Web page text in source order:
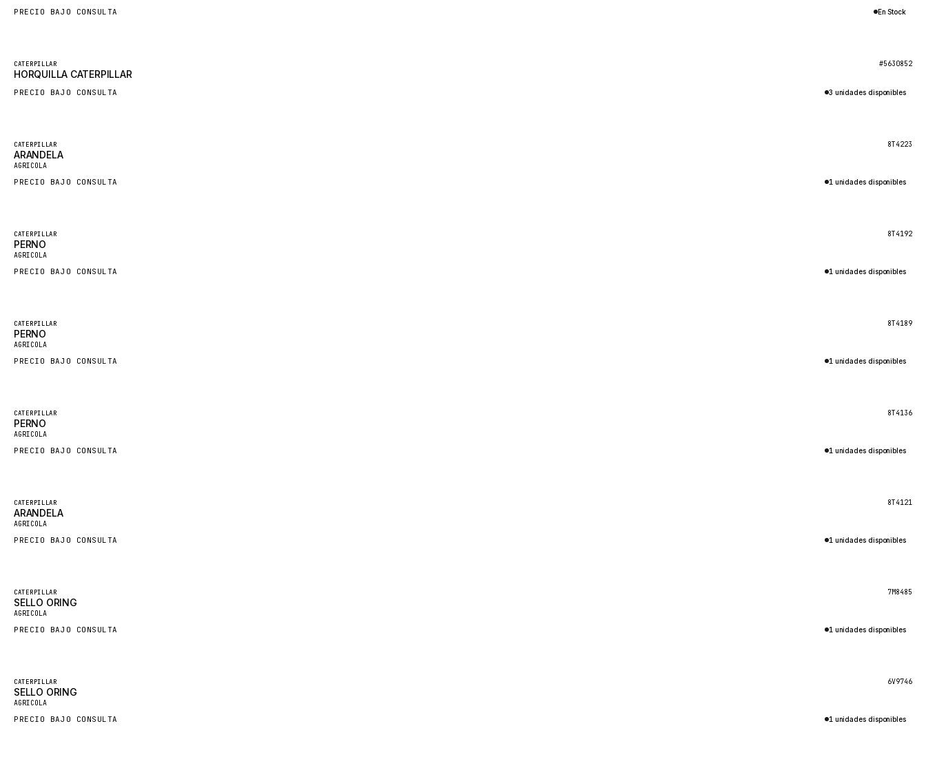
KALMAR
MAHINDRA
VALTRA
DIECI
DOOSAN
NACCO
FAUN
GROVE
MAFI
LINDE
MANNESMANN
ATLAS COPCO
ROTA
SANDVIK
HIAB
HEIL
GLENCOE
GEHL
COMMERCIAL HYDRAULICS
CLARK
PRECIO BAJO CONSULTA En Stock
Nuevo
CATERPILLAR #5630852
HORQUILLA CATERPILLAR
PRECIO BAJO CONSULTA 3 unidades disponibles
Destacado
Nuevo
CATERPILLAR 8T4223
ARANDELA
AGRICOLA
PRECIO BAJO CONSULTA 1 unidades disponibles
Destacado
Nuevo
CATERPILLAR 8T4192
PERNO
AGRICOLA
PRECIO BAJO CONSULTA 1 unidades disponibles
Destacado
Nuevo
CATERPILLAR 8T4189
PERNO
AGRICOLA
PRECIO BAJO CONSULTA 1 unidades disponibles
Destacado
Nuevo
CATERPILLAR 8T4136
PERNO
AGRICOLA
PRECIO BAJO CONSULTA 1 unidades disponibles
Destacado
Nuevo
CATERPILLAR 8T4121
ARANDELA
AGRICOLA
PRECIO BAJO CONSULTA 1 unidades disponibles
Destacado
Nuevo
CATERPILLAR 7M8485
SELLO ORING
AGRICOLA
PRECIO BAJO CONSULTA 1 unidades disponibles
Destacado
Nuevo
CATERPILLAR 6V9746
SELLO ORING
AGRICOLA
PRECIO BAJO CONSULTA 1 unidades disponibles